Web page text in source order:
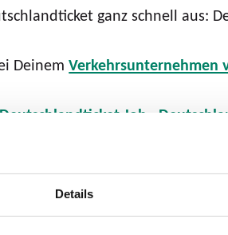
Details
ganz schnell
DeinemVerkehrsunternehmen
Deutschlandticket Job,